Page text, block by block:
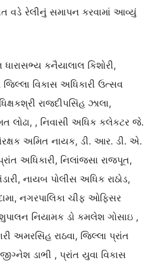
વડે રેલીનું સમાપન કરવામાં આવ્યું
કનૈયાલાલ કિશોરી,
વિકાસ અધિકારી ઉત્સવ
રાજદીપસિંહ ઝાલા,
લોઢા, , નિવાસી અધિક કલેકટર જે.
અમિત નાયક, ડી. આર. ડી. એ.
અધિકારી, નિલાંજસા રાજપૂત,
નાયબ પોલીસ અધિક રાઠોડ,
નગરપાલિકા ચીફ ઓફિસર
નિયામક ડો કમલેશ ગોસાઇ ,
અમરસિંહ રાઠવા, જિલ્લા પ્રાંત
ડાભી , પ્રાંત યુવા વિકાસ